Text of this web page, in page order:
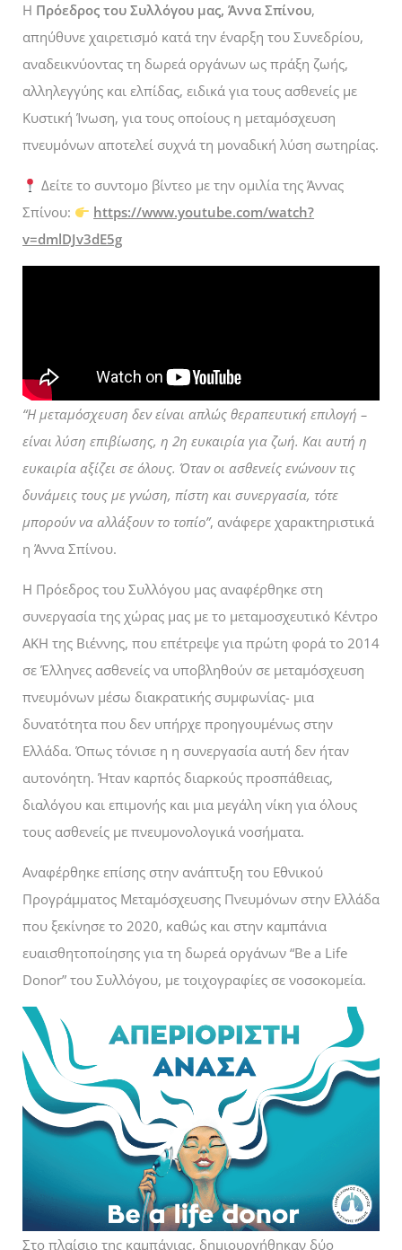
Η Πρόεδρος του Συλλόγου μας, Άννα Σπίνου,
απηύθυνε χαιρετισμό κατά την έναρξη του Συνεδρίου,
αναδεικνύοντας τη δωρεά οργάνων ως πράξη ζωής,
αλληλεγγύης και ελπίδας, ειδικά για τους ασθενείς με
Κυστική Ίνωση, για τους οποίους η μεταμόσχευση
πνευμόνων αποτελεί συχνά τη μοναδική λύση σωτηρίας.
Δείτε το συντομο βίντεο με την ομιλία της Άννας
Σπίνου:
https://www.youtube.com/watch?
v=dmlDJv3dE5g
“Η μεταμόσχευση δεν είναι απλώς θεραπευτική επιλογή –
είναι λύση επιβίωσης, η 2η ευκαιρία για ζωή. Και αυτή η
ευκαιρία αξίζει σε όλους. Όταν οι ασθενείς ενώνουν τις
δυνάμεις τους με γνώση, πίστη και συνεργασία, τότε
μπορούν να αλλάξουν το τοπίο”, ανάφερε χαρακτηριστικά
η Άννα Σπίνου.
Η Πρόεδρος του Συλλόγου μας αναφέρθηκε στη
συνεργασία της χώρας μας με το μεταμοσχευτικό Κέντρο
AKH της Βιέννης, που επέτρεψε για πρώτη φορά το 2014
σε Έλληνες ασθενείς να υποβληθούν σε μεταμόσχευση
πνευμόνων μέσω διακρατικής συμφωνίας- μια
δυνατότητα που δεν υπήρχε προηγουμένως στην
Ελλάδα. Όπως τόνισε η η συνεργασία αυτή δεν ήταν
αυτονόητη. Ήταν καρπός διαρκούς προσπάθειας,
διαλόγου και επιμονής και μια μεγάλη νίκη για όλους
τους ασθενείς με πνευμονολογικά νοσήματα.
Αναφέρθηκε επίσης στην ανάπτυξη του Εθνικού
Προγράμματος Μεταμόσχευσης Πνευμόνων στην Ελλάδα
που ξεκίνησε το 2020, καθώς και στην καμπάνια
ευαισθητοποίησης για τη δωρεά οργάνων “Be a Life
Donor” του Συλλόγου, με τοιχογραφίες σε νοσοκομεία.
Στο πλαίσιο της καμπάνιας, δημιουργήθηκαν δύο